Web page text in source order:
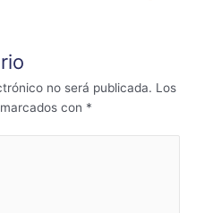
no será publicada. Los
con *